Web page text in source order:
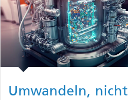
Umwandeln, nicht